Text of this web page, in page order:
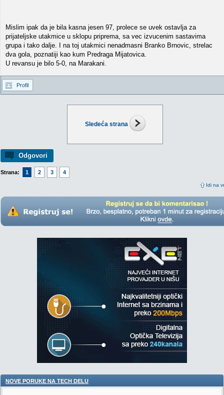
Sledeća strana
Odgovori
Strana: 1 2 3 4
Idi na
Mislim ipak da je bila kasna jesen 97, prolece se uvek ostavlja za
prijateljske utakmice u sklopu priprema, sa vec izvucenim sastavima
grupa i tako dalje. I na toj utakmici nenadmasni Branko Brnovic, strelac
dva gola, poznatiji kao kum Predraga Mijatovica.
U revansu je bilo 5-0, na Marakani.
Profil
NOVE PORUKE NA TECH DELU